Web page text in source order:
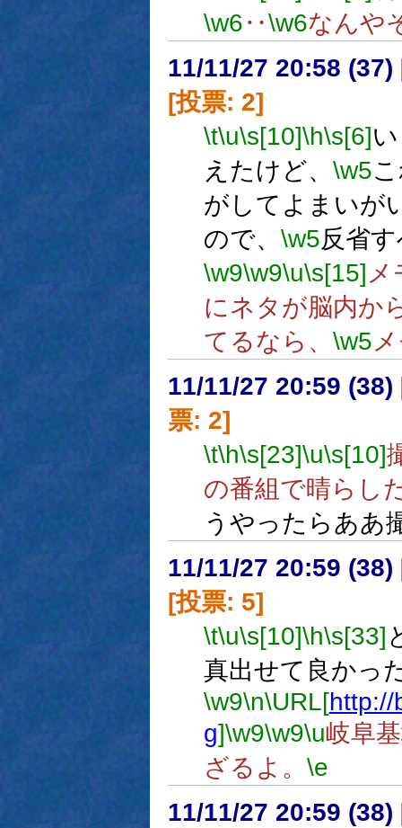
\w6‥\w6なんや
11/11/27 20:58 (37)
[投票: 2]
\t\u\s[10]\h\s[6]
えたけど、 \w5
がしてよまいが
ので、 \w5反省
\w9\w9\u\s[15] メ
にネタが脳内か
てるなら、 \w5
11/11/27 20:59 (38)
票: 2]
\t\h\s[23]\u\s[10]
の番組で晴らし
うやったらああ
11/11/27 20:59 (38)
[投票: 5]
\t\u\s[10]\h\s[33]
真出せて良かっ
\w9\n\URL[http://
g]\w9\w9\u岐阜
ざるよ。 \e
11/11/27 20:59 (38)